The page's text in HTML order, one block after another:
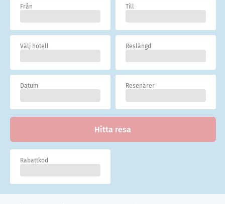
Från Till
Välj hotell Reslängd
Datum Resenärer
Rabattkod
Hitta resa